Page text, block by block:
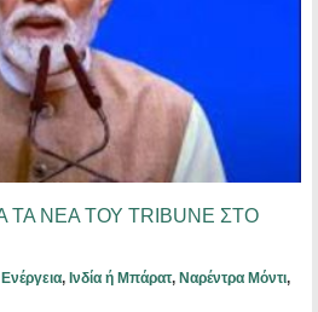
ΤΑ ΝΕΑ ΤΟΥ TRIBUNE ΣΤΟ
Ενέργεια, Ινδία ή Μπάρατ, Ναρέντρα Μόντι,